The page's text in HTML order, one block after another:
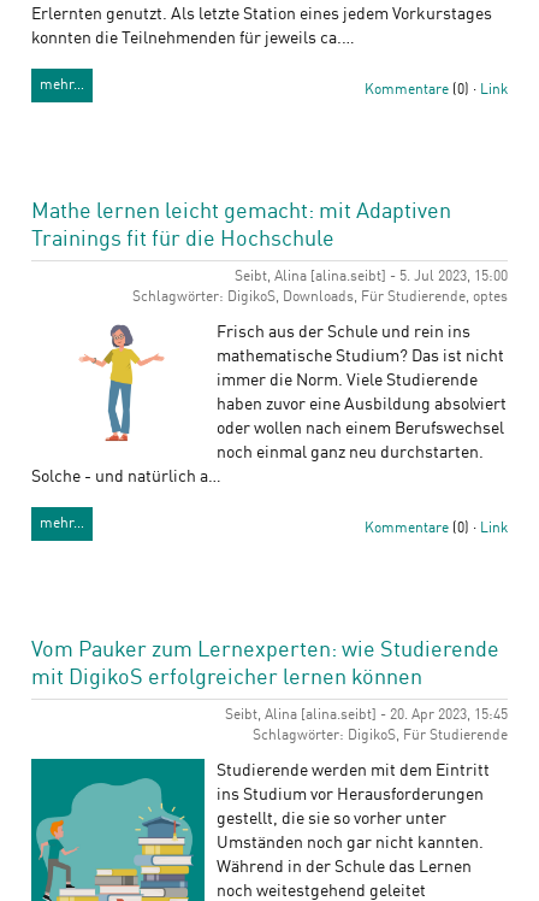
Erlernten genutzt. Als letzte Station eines jedem Vorkurstages
konnten die Teilnehmenden für jeweils ca.…
mehr… Kommentare (0) · Link
Mathe lernen leicht gemacht: mit Adaptiven
Trainings fit für die Hochschule
Seibt, Alina [alina.seibt] - 5. Jul 2023, 15:00
Schlagwörter: DigikoS, Downloads, Für Studierende, optes
Frisch aus der Schule und rein ins
mathematische Studium? Das ist nicht
immer die Norm. Viele Studierende
haben zuvor eine Ausbildung absolviert
oder wollen nach einem Berufswechsel
noch einmal ganz neu durchstarten.
Solche - und natürlich a…
mehr… Kommentare (0) · Link
Vom Pauker zum Lernexperten: wie Studierende
mit DigikoS erfolgreicher lernen können
Seibt, Alina [alina.seibt] - 20. Apr 2023, 15:45
Schlagwörter: DigikoS, Für Studierende
Studierende werden mit dem Eintritt
ins Studium vor Herausforderungen
gestellt, die sie so vorher unter
Umständen noch gar nicht kannten.
Während in der Schule das Lernen
noch weitestgehend geleitet